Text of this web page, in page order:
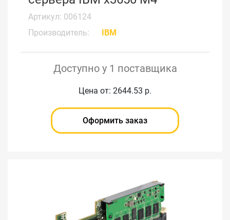
Артикул: 006124
Производитель:
IBM
Доступно у 1 поставщика
Цена от: 2644.53 р.
Оформить заказ